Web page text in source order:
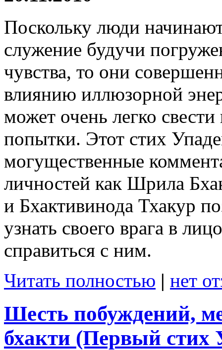
Поскольку люди
служение будучи
чувства, то они
влиянию иллюзорной
может очень легко
попытки. Этот стих
могущественные
личностей как Шрила
и Бхактивинода Тхакур
узнать своего врага в
справиться с ним.
Читать полностью | нет
Шесть побуждений,
бхакти (Первый